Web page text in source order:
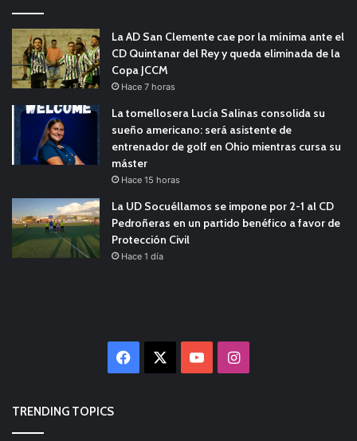
La AD San Clemente cae por la mínima ante el
CD Quintanar del Rey y queda eliminada de la
Copa JCCM
Hace 7 horas
La tomellosera Lucía Salinas consolida su
sueño americano: será asistente de
entrenador de golf en Ohio mientras cursa su
máster
Hace 15 horas
La UD Socuéllamos se impone por 2-1 al CD
Pedroñeras en un partido benéfico a favor de
Protección Civil
Hace 1 día
Facebook YouTubeInstagram
TRENDING TOPICS